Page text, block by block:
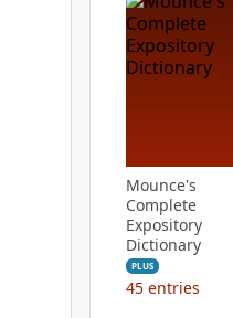
Mounce's
Complete
Expository
Dictionary
PLUS
45 entries